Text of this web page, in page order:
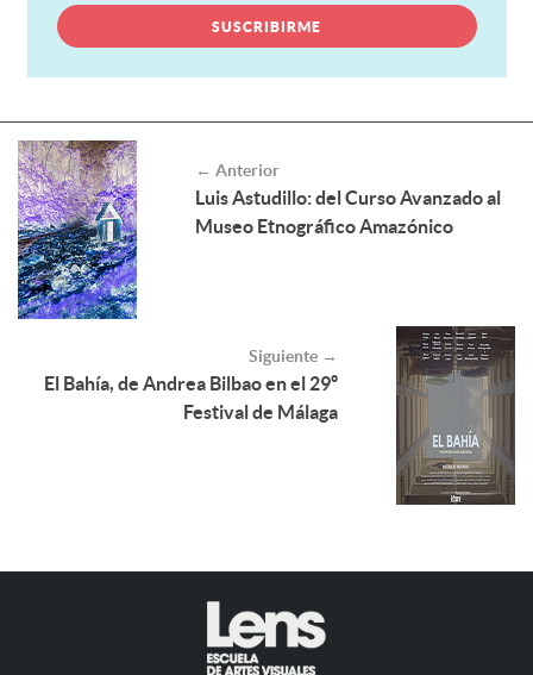
← Anterior
Luis Astudillo: del Curso Avanzado al
Museo Etnográfico Amazónico
Siguiente →
El Bahía, de Andrea Bilbao en el 29º
Festival de Málaga